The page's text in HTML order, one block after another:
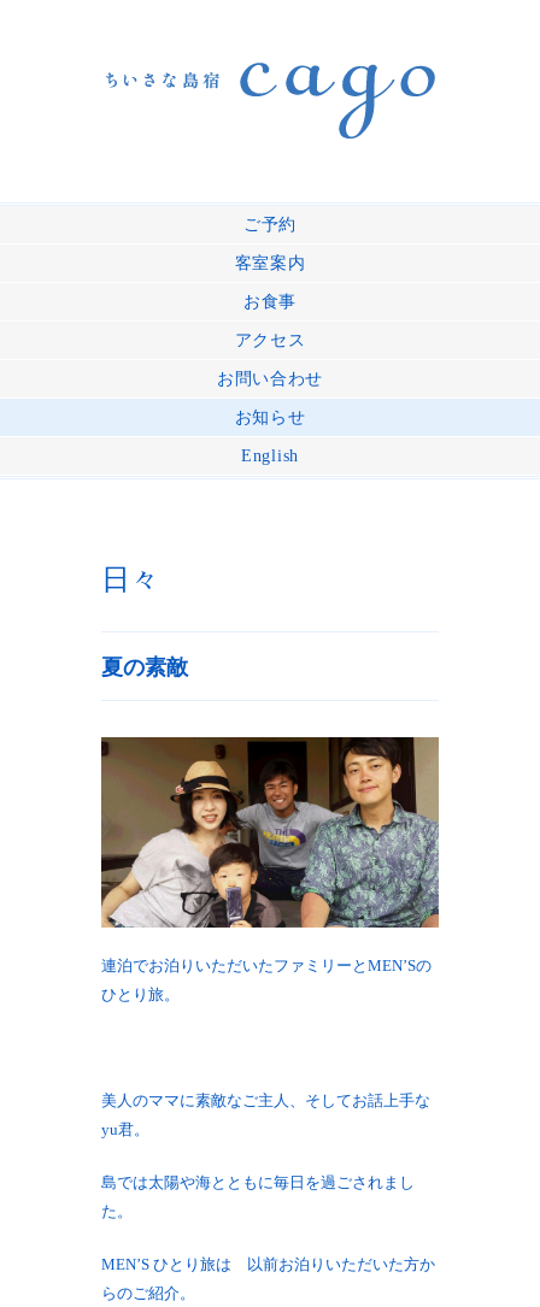
ご予約
客室案内
お食事
アクセス
お問い合わせ
お知らせ
English
日々
夏の素敵
連泊でお泊りいただいたファミリーとMEN’Sの
ひとり旅。
美人のママに素敵なご主人、そしてお話上手な
yu君。
島では太陽や海とともに毎日を過ごされまし
た。
MEN’S ひとり旅は 以前お泊りいただいた方か
らのご紹介。